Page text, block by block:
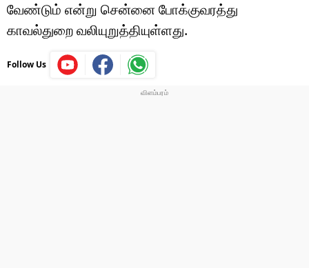
வேண்டும் என்று சென்னை போக்குவரத்து
காவல்துறை வலியுறுத்தியுள்ளது.
Follow Us